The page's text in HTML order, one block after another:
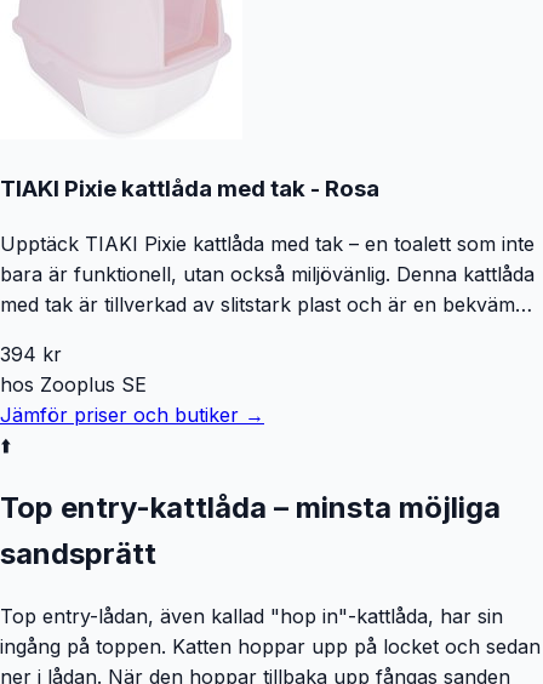
Rymlig design: Perfekt för större katter som Maine Coon
och hushåll med flera katter. Effektiv luktminskning:
Dubbla kolfilter och en magnetstängd lucka håller
oönskade dofter inne i lådan. Smidig rengöring: Utrustad
med handtag på ovansidan och sidorna för enkel
Tak XL erbjuder en bekväm och hygienisk lösning för din
oönskade dofter. Mått: 49,9 x 61,4 x 57,6 cm
TIAKI Pixie kattlåda med tak - Rosa
Upptäck TIAKI Pixie kattlåda med tak – en toalett som inte
bara är funktionell, utan också miljövänlig. Denna kattlåda
med tak är tillverkad av slitstark plast och är en bekväm
bästa är det innovativa lådsystemet: Den praktiska lådan
för kattströ gör det nämligen väldigt enkelt att tömma bort
kattströet utan stor ansträngning och utan att behöva ta
bort taket först. Dessutom ser den transparenta
samtidigt din katt den avskildhet den behöver. Och om det
är dags för storrengöring av toaletten Pixie från TIAKI är
det inga problem: Överdelen är nämligen enkel att ta av.
En annan finess är ded snygga hållaren på baksidan, där
den medföljande kattspaden alltid har sin plats. TIAKI Pixie
kattlåda med tak i överblick: Söt kattoalett med huva för
394 kr
hos Zooplus SE
Jämför priser och butiker →
⬆️
Top entry-kattlåda – minsta möjliga
sandsprätt
Top entry-lådan, även kallad "hop in"-kattlåda, har sin
ingång på toppen. Katten hoppar upp på locket och sedan
ner i lådan. När den hoppar tillbaka upp fångas sanden